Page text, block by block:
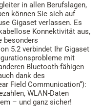
in allen Berufslagen,
können Sie sich auf
Gigaset verlassen. Es
Konnektivität aus,
besonders
5.2 verbindet Ihr Gigaset
mit
Bluetooth-fähigen
dank des
Field Communication“):
WLAN-Daten
– und ganz sicher!